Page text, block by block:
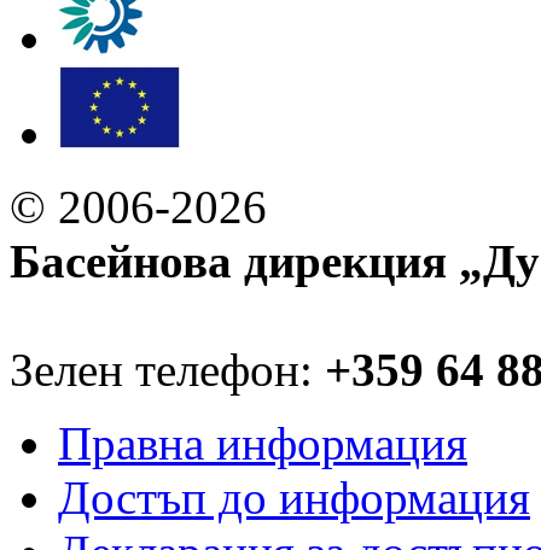
© 2006-2026
Басейнова дирекция
Зелен телефон: +359 64
Правна информация
Достъп до информация